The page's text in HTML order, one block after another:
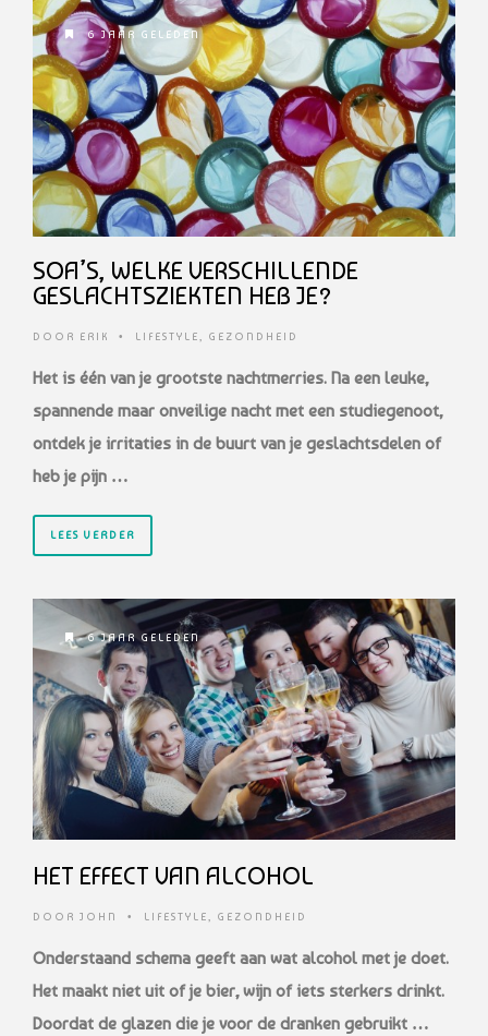
6 JAAR GELEDEN
SOA’S, WELKE VERSCHILLENDE
GESLACHTSZIEKTEN HEB JE?
DOOR ERIK • LIFESTYLE, GEZONDHEID
Het is één van je grootste nachtmerries. Na een leuke,
spannende maar onveilige nacht met een studiegenoot,
ontdek je irritaties in de buurt van je geslachtsdelen of
heb je pijn …
LEES VERDER
6 JAAR GELEDEN
HET EFFECT VAN ALCOHOL
DOOR JOHN • LIFESTYLE, GEZONDHEID
Onderstaand schema geeft aan wat alcohol met je doet.
Het maakt niet uit of je bier, wijn of iets sterkers drinkt.
Doordat de glazen die je voor de dranken gebruikt …